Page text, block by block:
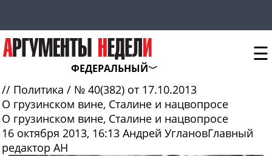
ФЕДЕРАЛЬНЫЙ
☰
// Политика / № 40(382) от 17.10.2013
О грузинском вине, Сталине и нацвопросе
О грузинском вине, Сталине и нацвопросе
16 октября 2013, 16:13 Андрей УглановГлавный
редактор АН